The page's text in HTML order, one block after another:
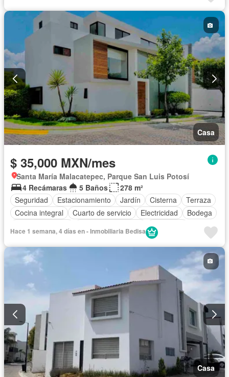
Electricidad
Estacionamiento
Jardín
Recámara con closet
Sala polivalente
Seguridad
Terraza
Vista panorámica
Completamente amueblado
Casa
$ 35,000 MXN/mes
Santa María Malacatepec, Parque San Luis Potosí
4 Recámaras
5 Baños
278 m²
Seguridad
Estacionamiento Jardín Cisterna
Terraza
Cocina integral
Cuarto de servicio Electricidad
Bodega
Despacho
Recámara con closet
Caseta de vigilancia
Hace 1 semana, 4 días en - Inmobiliaria Bedisa
Casa